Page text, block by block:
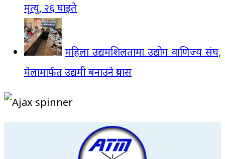
मृत्यु, २६ घाइते
महिला उद्यमशिलतामा उद्योग वाणिज्य संघ,
मेलामार्फत उद्यमी बनाउने प्रयास